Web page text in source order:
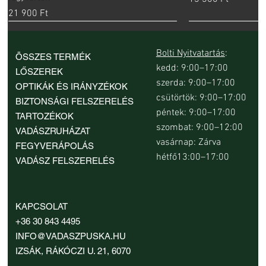
Ár
21 900 Ft
Beretta MicroCore Caccia-Field 15 mm
tusatalp
Ár10 600 Ft
Beretta MicroCore Skeet Sporting 13 mm
tusatalp
Ár10 600 Ft
Beretta MicroCore Skeet Sporting 28 mm
tusatalp
Ár10 600 Ft
Parforce Active Rominten WP Sympatex
női vadászbakancs
Ár49 900 Ft
InfiRay Mate MAL38 hőkamera előtét
Ár449 900 Ft
HIKMICRO Lynx LQ35L 3.0 kézi hőkamera
kereső lézeres távolságmérővel
Ár692 900 Ft
HIKMICRO Habrok Pro HX60LS hőkamera
binokulár
Ár2 261 900 Ft
ÖSSZES TERMÉK
LŐSZEREK
OPTIKÁK ÉS IRÁNYZÉKOK
BIZTONSÁGI FELSZERELÉS
TARTOZÉKOK
VADÁSZRUHÁZAT
FEGYVERÁPOLÁS
VADÁSZ FELSZERELÉS
KAPCSOLAT
+36 30 843 4495
INFO@VADASZPUSKA.HU
IZSÁK, RÁKÓCZI U. 21, 6070
Bolti Nyitvatartás:
kedd: 9:00–17:00
szerda: 9:00–17:00
csütörtök: 9:00–17:00
péntek: 9:00–17:00
szombat: 9:00–12:00
vasárnap: Zárva
hétfő13:00–17:00